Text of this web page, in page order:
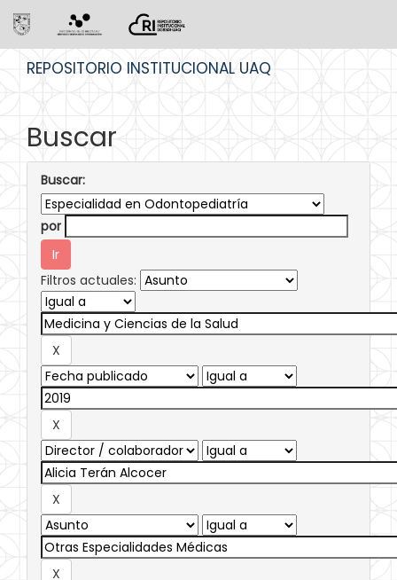
REPOSITORIO INSTITUCIONAL UAQ
Buscar
Buscar:
por
Filtros actuales: